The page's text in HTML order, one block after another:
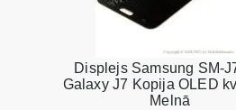
Displejs Samsung SM-
Galaxy J7 Kopija OLED
Melnā